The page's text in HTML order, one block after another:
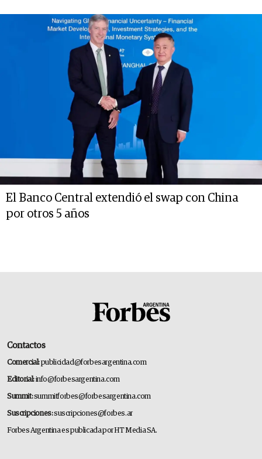
El Banco Central extendió el swap con China
por otros 5 años
Contactos
Comercial:publicidad@forbesargentina.com
Editorial:info@forbesargentina.com
Summit:summitforbes@forbesargentina.com
Suscripciones:suscripciones@forbes.ar
Forbes Argentina es publicada por HT Media SA.